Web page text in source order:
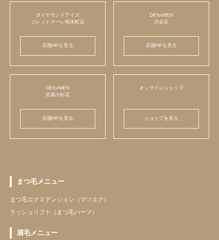
ダイヤモンドアイズ
コレットマーレ桜木町店
店舗HPを見る
DEforMEN
渋谷店
店舗HPを見る
DEforMEN
武蔵小杉店
店舗HPを見る
オンラインショップ
ショップを見る
まつ毛メニュー
まつ毛エクステンション（マツエク）
ラッシュリフト（まつ毛パーマ）
眉毛メニュー